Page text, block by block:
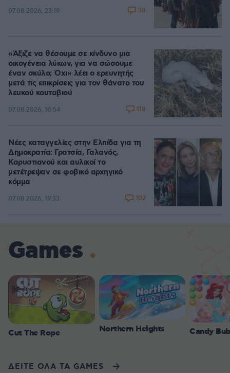
07.08.2026, 23:19 38
«Άξιζε να θέσουμε σε κίνδυνο μια
οικογένεια λύκων, για να σώσουμε
έναν σκύλο; Όχι» λέει ο ερευνητής
μετά τις επικρίσεις για τον θάνατο του
λευκού κουταβιού
07.08.2026, 18:54 118
Νέες καταγγελίες στην Ελπίδα για τη
Δημοκρατία: Γρατσία, Γαλανός,
Καρυστιανού και αυλικοί το
μετέτρεψαν σε φοβικό αρχηγικό
κόμμα
07.08.2026, 19:33 102
Games
Cut The Rope Northern Heights Candy
ΔΕΙΤΕ ΟΛΑ ΤΑ GAMES